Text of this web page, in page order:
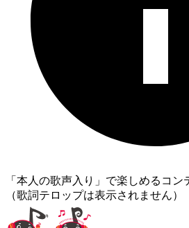
「本人の歌声入り」で楽しめるコン
（歌詞テロップは表示されません）